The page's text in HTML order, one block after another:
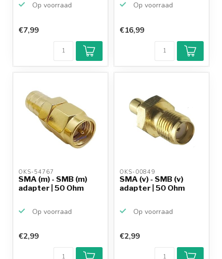
Op voorraad
€7,99
Op voorraad
€16,99
OKS-54767
SMA (m) - SMB (m)
adapter | 50 Ohm
Op voorraad
€2,99
OKS-00849
SMA (v) - SMB (v)
adapter | 50 Ohm
Op voorraad
€2,99